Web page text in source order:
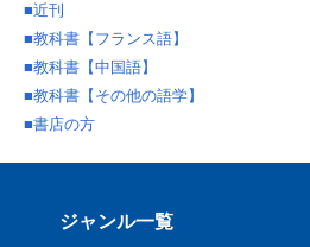
■近刊
■教科書【フランス語】
■教科書【中国語】
■教科書【その他の語学】
■書店の方
ジャンル一覧